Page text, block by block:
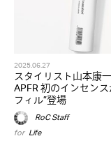
2025.06.27
スタイリスト山本康
APFR 初のインセン
フィル”登場
RoC Staff
for Life